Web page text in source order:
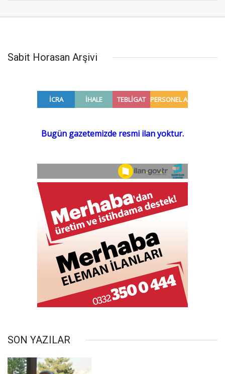
Sabit Horasan Arşivi
SON YAZILAR